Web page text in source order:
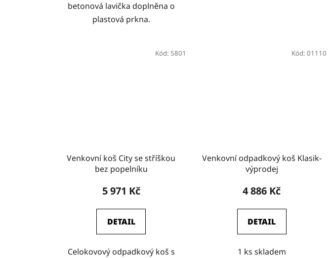
betonová lavička doplněna o
plastová prkna.
Venkovní koš City se stříškou
bez popelníku
5 971 Kč
DETAIL
Celokovový odpadkový koš s
Kód: 5801
Venkovní odpadkový koš Klasik-
výprodej
4 886 Kč
DETAIL
1 ks skladem
Kód: 01110